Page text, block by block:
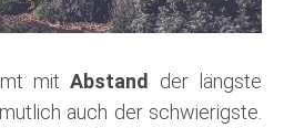
mitAbstand
der längste
auch der schwierigste.